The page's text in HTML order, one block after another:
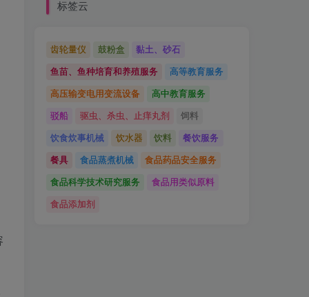
标签云
齿轮量仪 鼓粉盒 黏土、砂石
鱼苗、鱼种培育和养殖服务 高等教育服务
高压输变电用变流设备 高中教育服务
驳船 驱虫、杀虫、止痒丸剂 饲料
饮食炊事机械 饮水器 饮料 餐饮服务
餐具 食品蒸煮机械 食品药品安全服务
食品科学技术研究服务 食品用类似原料
食品添加剂